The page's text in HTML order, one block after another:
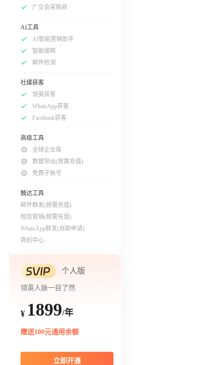
广交会采购商
AI工具
AI智能营销助手
智能搜邮
邮件检测
社媒获客
领英获客
WhatsApp获客
Facebook获客
高级工具
全球企业库
数据导出(按需充值)
免费子账号
触达工具
邮件群发(按需充值)
短信营销(按需充值)
WhatsApp群发(自助申请)
商机中心
个人版
领英人脉一目了然
¥ 1899/年
赠送100元通用余额
立即开通